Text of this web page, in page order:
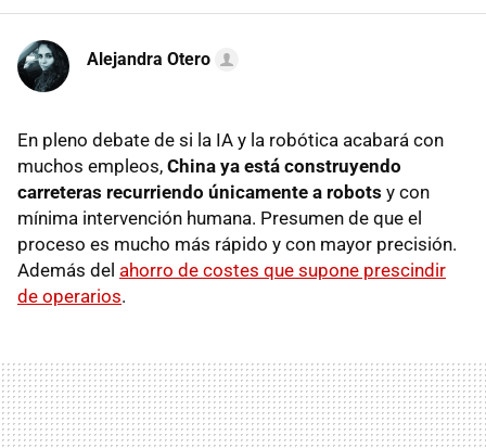
Alejandra Otero
En pleno debate de si la IA y la robótica acabará con
muchos empleos, China ya está construyendo
carreteras recurriendo únicamente a robots y con
mínima intervención humana. Presumen de que el
proceso es mucho más rápido y con mayor precisión.
Además del ahorro de costes que supone prescindir
de operarios.